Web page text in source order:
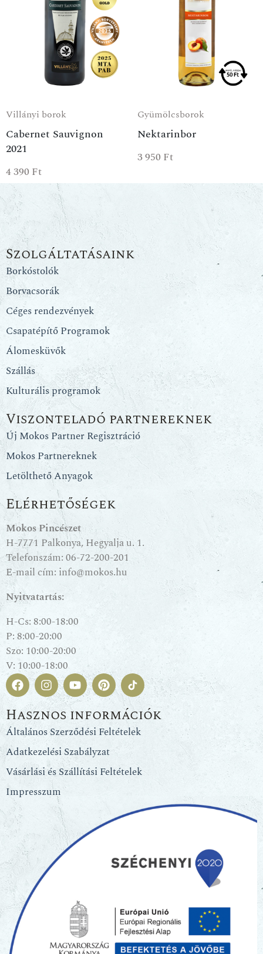
Villányi borok
Cabernet Sauvignon
2021
4 390 Ft
Gyümölcsborok
Nektarinbor
3 950 Ft
Szolgáltatásaink
Borkóstolók
Borvacsorák
Céges rendezvények
Csapatépítő Programok
Álomesküvők
Szállás
Kulturális programok
Viszonteladó partnereknek
Új Mokos Partner Regisztráció
Mokos Partnereknek
Letölthető Anyagok
Elérhetőségek
Mokos Pincészet
H-7771 Palkonya, Hegyalja u. 1.
Telefonszám:06-72-200-201
E-mail cím: info@mokos.hu
Nyitvatartás:
H-Cs: 8:00-18:00
P: 8:00-20:00
Szo: 10:00-20:00
V: 10:00-18:00
Hasznos információk
Általános Szerződési Feltételek
Adatkezelési Szabályzat
Vásárlási és Szállítási Feltételek
Impresszum